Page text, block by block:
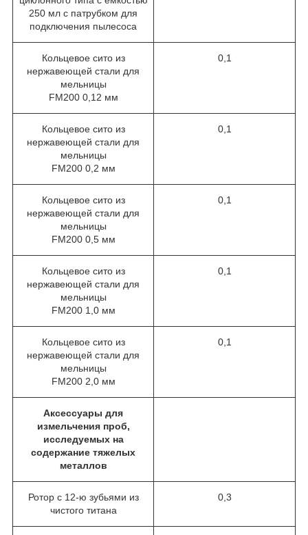
250 мл с патрубком для
подключения пылесоса
Кольцевое сито из
нержавеющей стали для
мельницы
FM200 0,12 мм
0,1
Кольцевое сито из
нержавеющей стали для
мельницы
FM200 0,2 мм
0,1
Кольцевое сито из
нержавеющей стали для
мельницы
FM200 0,5 мм
0,1
Кольцевое сито из
нержавеющей стали для
мельницы
FM200 1,0 мм
0,1
Кольцевое сито из
нержавеющей стали для
мельницы
FM200 2,0 мм
0,1
Аксессуары для
измельчения проб,
исследуемых на
содержание тяжелых
металлов
Ротор с 12-ю зубьями из
чистого титана
0,3